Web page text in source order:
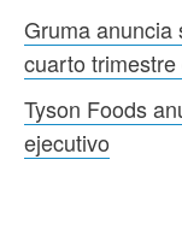
Gruma anuncia
cuarto
Tyson Foods
ejecutivo